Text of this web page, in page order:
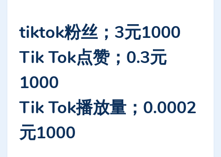
tiktok粉丝；3元1000
Tik Tok点赞；0.3元
1000
Tik Tok播放量；0.0002
元1000